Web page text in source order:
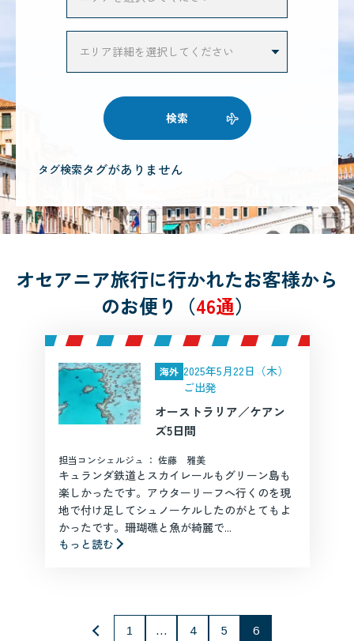
検索
タグ検索タグがありません
オセアニア旅行に行かれたお客様から
のお便り（46通）
海外 2025年5月22日（木）
ご出発
オーストラリア／ケアン
ズ5日間
担当コンシェルジュ ： 佐藤 雅美
キュランダ鉄道とスカイレールもグリーン島も
楽しかったです。アウターリーフへ行くのを現
地で付け足してシュノーケルしたのがとてもよ
かったです。珊瑚礁と魚が綺麗で...
もっと読む
1 … 4 5 6